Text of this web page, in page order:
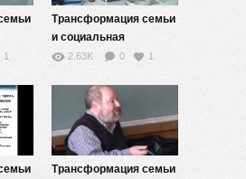
1
Трансформация семьи
и социальная
мобильность — 9
2.63K 0 1
Трансформация семьи